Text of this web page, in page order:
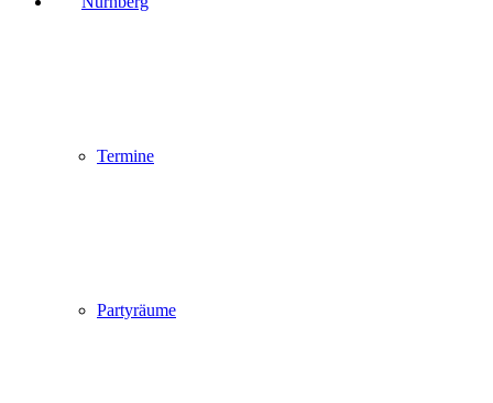
Termine
Partyräume